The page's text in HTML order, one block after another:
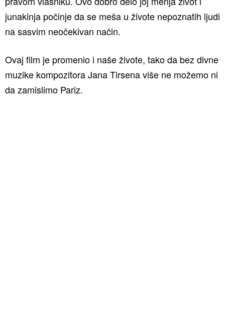
junakinja počinje da se meša u živote nepoznatih ljudi
na sasvim neočekivan način.
Ovaj film je promenio i naše živote, tako da bez divne
muzike kompozitora Jana Tirsena više ne možemo ni
da zamislimo Pariz.